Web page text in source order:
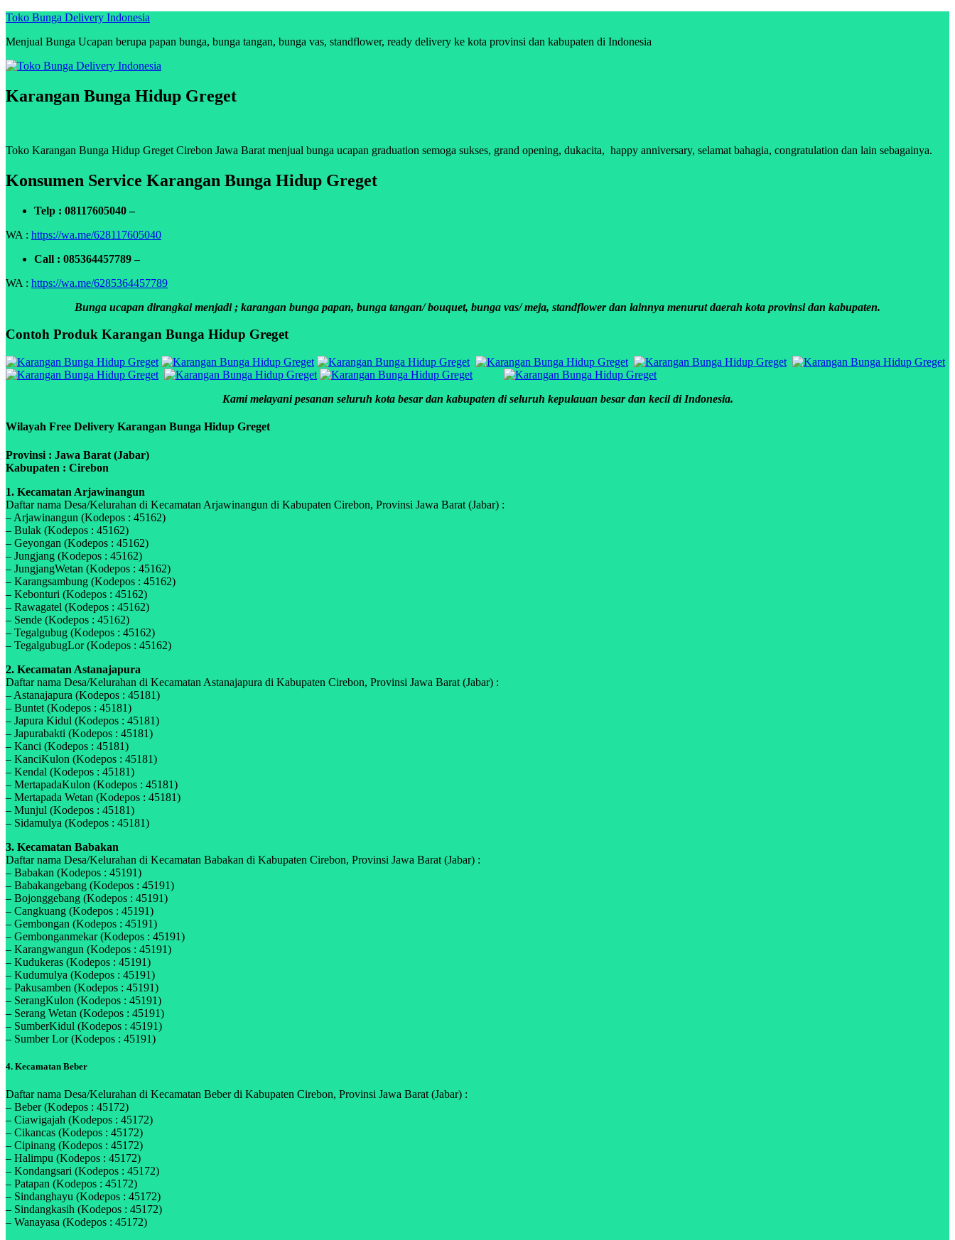
Skip
content
Toko Bunga Delivery Indonesia
Menjual Bunga Ucapan berupa papan bunga, bunga tangan, bunga vas, standflower, ready delivery ke kota provinsi dan kabupaten di Indonesia
Karangan Bunga Hidup Greget
Toko Karangan Bunga Hidup Greget Cirebon Jawa Barat menjual bunga ucapan graduation semoga sukses, grand opening, dukacita, happy anniversary, selamat bahagia, congratulation dan lain sebagainya.
Konsumen Service Karangan Bunga Hidup Greget
Telp : 08117605040 –
WA : https://wa.me/628117605040
Call : 085364457789 –
WA : https://wa.me/6285364457789
Bunga ucapan dirangkai menjadi ; karangan bunga papan, bunga tangan/ bouquet, bunga vas/ meja, standflower dan lainnya menurut daerah kota provinsi dan kabupaten.
Contoh Produk Karangan Bunga Hidup Greget
Kami melayani pesanan seluruh kota besar dan kabupaten di seluruh kepulauan besar dan kecil di Indonesia.
Wilayah Free Delivery Karangan Bunga Hidup Greget
Provinsi : Jawa Barat (Jabar)
Kabupaten : Cirebon
1. Kecamatan Arjawinangun
Daftar nama Desa/Kelurahan di Kecamatan Arjawinangun di Kabupaten Cirebon, Provinsi Jawa Barat (Jabar) :
– Arjawinangun (Kodepos : 45162)
– Bulak (Kodepos : 45162)
– Geyongan (Kodepos : 45162)
– Jungjang (Kodepos : 45162)
– JungjangWetan (Kodepos : 45162)
– Karangsambung (Kodepos : 45162)
– Kebonturi (Kodepos : 45162)
– Rawagatel (Kodepos : 45162)
– Sende (Kodepos : 45162)
– Tegalgubug (Kodepos : 45162)
– TegalgubugLor (Kodepos : 45162)
2. Kecamatan Astanajapura
Daftar nama Desa/Kelurahan di Kecamatan Astanajapura di Kabupaten Cirebon, Provinsi Jawa Barat (Jabar) :
– Astanajapura (Kodepos : 45181)
– Buntet (Kodepos : 45181)
– Japura Kidul (Kodepos : 45181)
– Japurabakti (Kodepos : 45181)
– Kanci (Kodepos : 45181)
– KanciKulon (Kodepos : 45181)
– Kendal (Kodepos : 45181)
– MertapadaKulon (Kodepos : 45181)
– Mertapada Wetan (Kodepos : 45181)
– Munjul (Kodepos : 45181)
– Sidamulya (Kodepos : 45181)
3. Kecamatan Babakan
Daftar nama Desa/Kelurahan di Kecamatan Babakan di Kabupaten Cirebon, Provinsi Jawa Barat (Jabar) :
– Babakan (Kodepos : 45191)
– Babakangebang (Kodepos : 45191)
– Bojonggebang (Kodepos : 45191)
– Cangkuang (Kodepos : 45191)
– Gembongan (Kodepos : 45191)
– Gembonganmekar (Kodepos : 45191)
– Karangwangun (Kodepos : 45191)
– Kudukeras (Kodepos : 45191)
– Kudumulya (Kodepos : 45191)
– Pakusamben (Kodepos : 45191)
– SerangKulon (Kodepos : 45191)
– Serang Wetan (Kodepos : 45191)
– SumberKidul (Kodepos : 45191)
– Sumber Lor (Kodepos : 45191)
4. Kecamatan Beber
Daftar nama Desa/Kelurahan di Kecamatan Beber di Kabupaten Cirebon, Provinsi Jawa Barat (Jabar) :
– Beber (Kodepos : 45172)
– Ciawigajah (Kodepos : 45172)
– Cikancas (Kodepos : 45172)
– Cipinang (Kodepos : 45172)
– Halimpu (Kodepos : 45172)
– Kondangsari (Kodepos : 45172)
– Patapan (Kodepos : 45172)
– Sindanghayu (Kodepos : 45172)
– Sindangkasih (Kodepos : 45172)
– Wanayasa (Kodepos : 45172)